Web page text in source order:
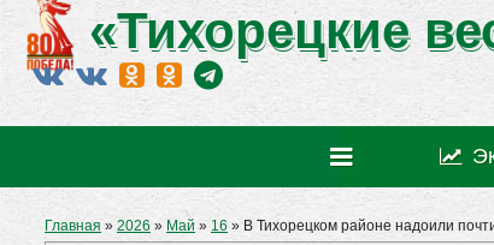
«Тихорецкие
Главная »2026 » Май » 16 » В Тихорецком районе надоили